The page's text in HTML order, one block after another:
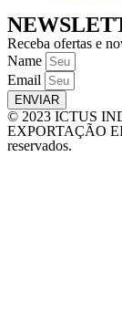
Receba ofertas e
Name
Email
ENVIAR
© 2023 ICTUS
EXPORTAÇÃO
reservados.